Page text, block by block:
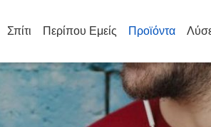
Σπίτι Περίπου Εμείς Προϊόντα